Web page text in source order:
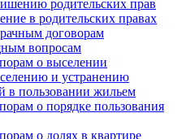
родительских прав
в родительских правах
договорам
вопросам
о выселении
и устранению
в пользовании жильем
о порядке пользования
о долях в квартире